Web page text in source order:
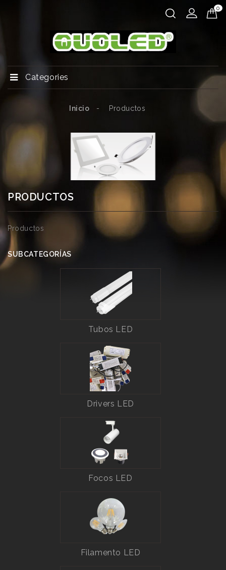
0
Categories
Inicio Productos
PRODUCTOS
Productos
SUBCATEGORÍAS
Tubos LED
Drivers LED
Focos LED
Filamento LED